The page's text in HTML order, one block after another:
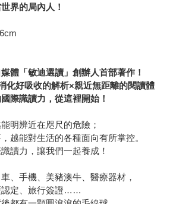
界的局內人！
體「敏迪選讀」創辦人首部著作！
化好吸收的解析×親近無距離的閱讀體
際識讀力，從這裡開始！
明辨近在咫尺的危險；
越能對生活的各種面向有所掌控。
讀力，讓我們一起養成！
、手機、美豬澳牛、醫療器材，
認定、旅行簽證……